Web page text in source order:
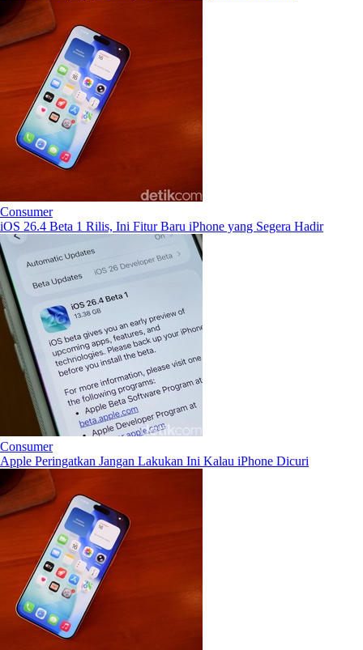
Consumer
iOS 26.4 Beta 1 Rilis, Ini Fitur Baru iPhone yang Segera Hadir
Consumer
Apple Peringatkan Jangan Lakukan Ini Kalau iPhone Dicuri